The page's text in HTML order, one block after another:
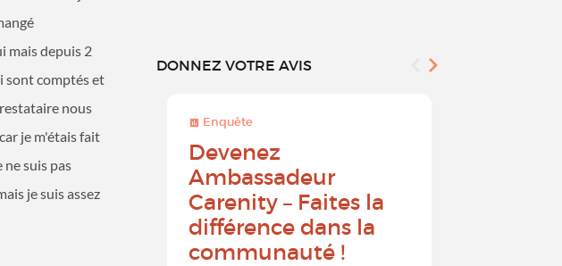
mais depuis 2
sont comptés et
nous
je m'étais fait
suis pas
je suis assez
DONNEZ VOTRE AVIS
Enquête
Devenez
Ambassadeur
Carenity – Faites la
différence dans la
communauté !